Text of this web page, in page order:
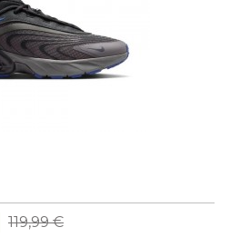
119,99 €